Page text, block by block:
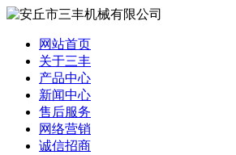
网站首页
关于三丰
产品中心
新闻中心
售后服务
网络营销
诚信招商